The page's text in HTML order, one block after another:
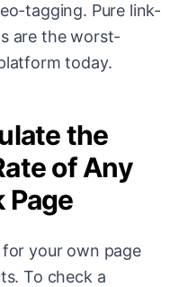
tagging. Pure link-
are the worst-
today.
the
of Any
Page
your own page
To check a